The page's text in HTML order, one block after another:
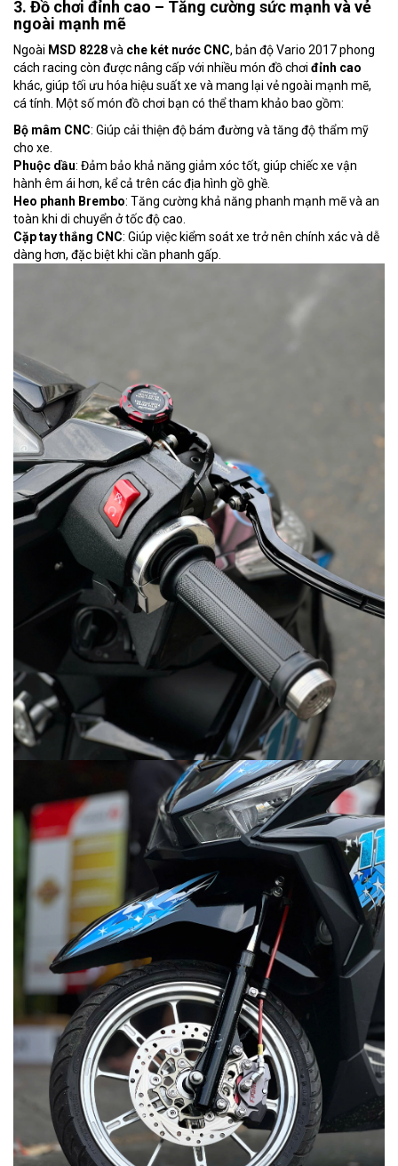
3. Đồ chơi đỉnh cao – Tăng cường sức mạnh và vẻ
ngoài mạnh mẽ
Ngoài MSD 8228và che két nước CNC, bản độ Vario 2017 phong
cách racing còn được nâng cấp với nhiều món đồ chơi đỉnh cao
khác, giúp tối ưu hóa hiệu suất xe và mang lại vẻ ngoài mạnh mẽ,
cá tính. Một số món đồ chơi bạn có thể tham khảo bao gồm:
Bộ mâm CNC: Giúp cải thiện độ bám đường và tăng độ thẩm mỹ
cho xe.
Phuộc dầu: Đảm bảo khả năng giảm xóc tốt, giúp chiếc xe vận
hành êm ái hơn, kể cả trên các địa hình gồ ghề.
Heo phanh Brembo: Tăng cường khả năng phanh mạnh mẽ và an
toàn khi di chuyển ở tốc độ cao.
Cặp tay thắng CNC: Giúp việc kiểm soát xe trở nên chính xác và dễ
dàng hơn, đặc biệt khi cần phanh gấp.